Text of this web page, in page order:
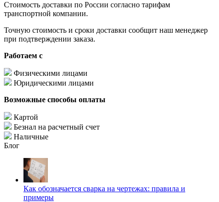
Стоимость доставки по России согласно тарифам
транспортной компании.
Точную стоимость и сроки доставки сообщит наш менеджер
при подтверждении заказа.
Работаем с
Физическими лицами
Юридическими лицами
Возможные способы оплаты
Картой
Безнал на расчетный счет
Наличные
Блог
Как обозначается сварка на чертежах: правила и
примеры